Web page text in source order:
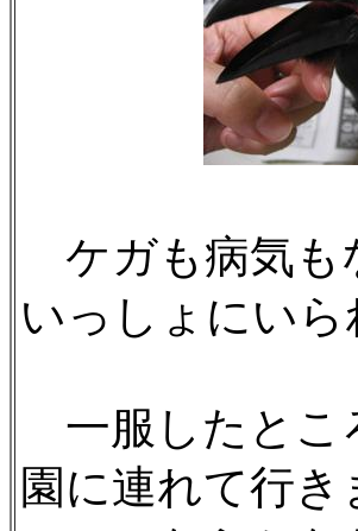
ケガも病気も
いっしょにい
一服したとこ
園に連れて行き